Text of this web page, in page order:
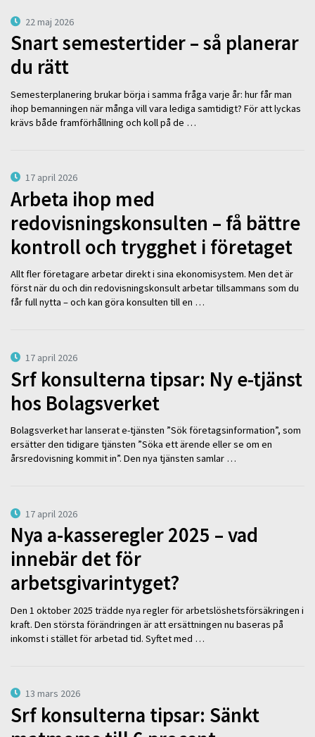
22 maj 2026
Snart semestertider – så planerar
du rätt
Semesterplanering brukar börja i samma fråga varje år: hur får man
ihop bemanningen när många vill vara lediga samtidigt? För att lyckas
krävs både framförhållning och koll på de …
17 april 2026
Arbeta ihop med
redovisningskonsulten – få bättre
kontroll och trygghet i företaget
Allt fler företagare arbetar direkt i sina ekonomisystem. Men det är
först när du och din redovisningskonsult arbetar tillsammans som du
får full nytta – och kan göra konsulten till en …
17 april 2026
Srf konsulterna tipsar: Ny e-tjänst
hos Bolagsverket
Bolagsverket har lanserat e-tjänsten ”Sök företagsinformation”, som
ersätter den tidigare tjänsten ”Söka ett ärende eller se om en
årsredovisning kommit in”. Den nya tjänsten samlar …
17 april 2026
Nya a-kasseregler 2025 – vad
innebär det för
arbetsgivarintyget?
Den 1 oktober 2025 trädde nya regler för arbetslöshetsförsäkringen i
kraft. Den största förändringen är att ersättningen nu baseras på
inkomst i stället för arbetad tid. Syftet med …
13 mars 2026
Srf konsulterna tipsar: Sänkt